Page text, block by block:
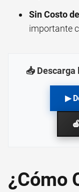
Sin Costo
importante
📥 Descarga
▶
¿Cómo